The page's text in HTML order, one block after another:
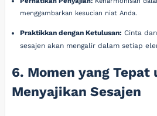
menggambarkan kesucian niat Anda.
Praktikkan dengan Ketulusan: Cinta
sesajen akan mengalir dalam setiap
6. Momen yang Tepat
Menyajikan Sesajen